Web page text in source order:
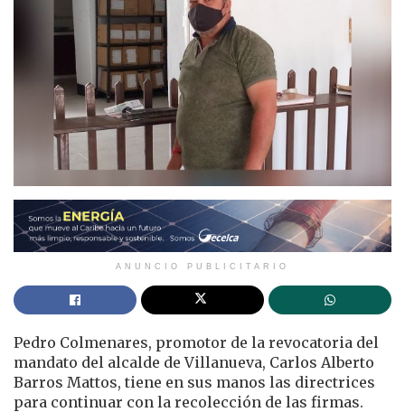
ANUNCIO PUBLICITARIO
Pedro Colmenares, promotor de la revocatoria del
mandato del alcalde de Villanueva, Carlos Alberto
Barros Mattos, tiene en sus manos las directrices
para continuar con la recolección de las firmas.